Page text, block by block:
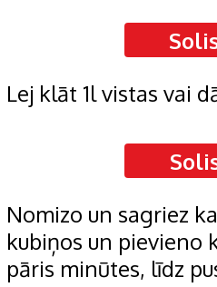
Lej klāt 1l vistas vai
Nomizo un sagriez
kubiņos un pievieno
pāris minūtes, līdz